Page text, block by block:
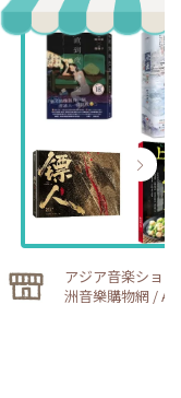
アジア音楽ショ
洲音樂購物網 /